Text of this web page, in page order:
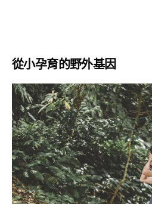
從小孕育的野外基因